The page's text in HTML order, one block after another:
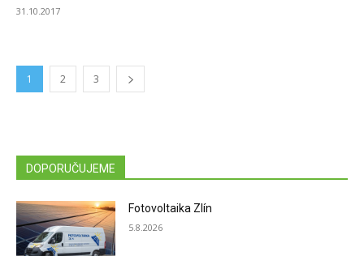
31.10.2017
1 2 3
DOPORUČUJEME
Fotovoltaika Zlín
5.8.2026